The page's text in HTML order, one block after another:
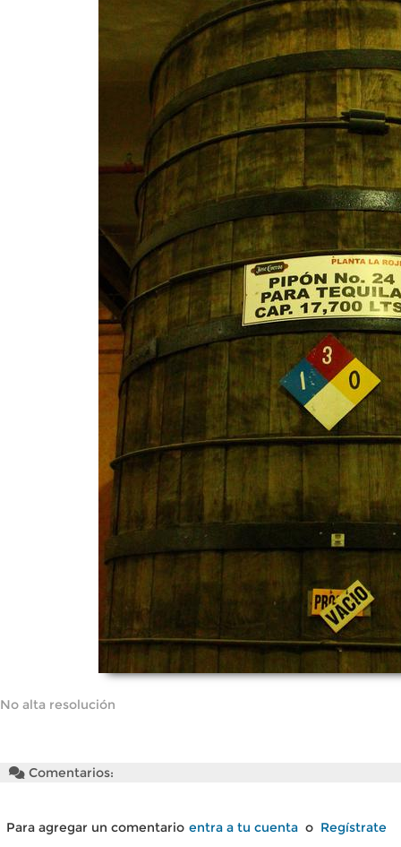
No alta resolución
Comentarios:
Para agregar un comentario entra a tu cuenta o Regístrate